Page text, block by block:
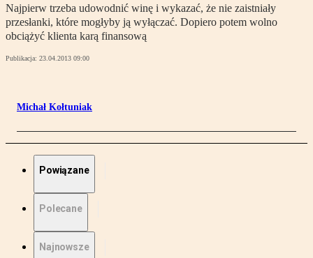
Najpierw trzeba udowodnić winę i wykazać, że nie zaistniały
przesłanki, które mogłyby ją wyłączać. Dopiero potem wolno
obciążyć klienta karą finansową
Publikacja: 23.04.2013 09:00
Michał Kołtuniak
Powiązane
Polecane
Najnowsze